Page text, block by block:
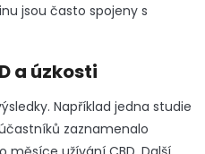
jsou často spojeny s
a úzkosti
Například jedna studie
účastníků zaznamenalo